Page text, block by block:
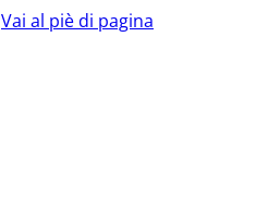
Vai al piè di pagina